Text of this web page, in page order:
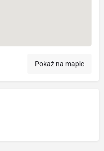
Pokaż na mapie